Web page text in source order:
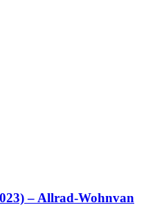
– Allrad-Wohnvan